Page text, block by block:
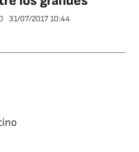
31/07/2017 10:44